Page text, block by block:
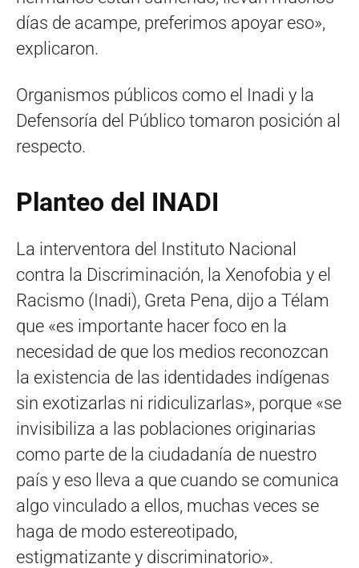
días de acampe, preferimos apoyar eso»,
explicaron.
Organismos públicos como el Inadi y la
Defensoría del Público tomaron posición al
respecto.
Planteo del INADI
La interventora del Instituto Nacional
contra la Discriminación, la Xenofobia y el
Racismo (Inadi), Greta Pena, dijo a Télam
que «es importante hacer foco en la
necesidad de que los medios reconozcan
la existencia de las identidades indígenas
sin exotizarlas ni ridiculizarlas», porque «se
invisibiliza a las poblaciones originarias
como parte de la ciudadanía de nuestro
país y eso lleva a que cuando se comunica
algo vinculado a ellos, muchas veces se
haga de modo estereotipado,
estigmatizante y discriminatorio».